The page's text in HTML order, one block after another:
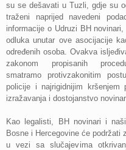
su se dešavati u Tuzli, gdje su
traženi naprijed navedeni
informacije o Udruzi BH
odluka unutar ove asocijacije
određenih osoba. Ovakva
zakonom propisanih
smatramo protivzakonitim
policije i najrigidnijim kršenjem
izražavanja i dostojanstvo
Kao legalisti, BH novinari i
Bosne i Hercegovine će podržati
u vezi sa slučajevima